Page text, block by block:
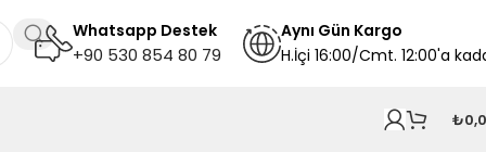
Whatsapp Destek
+90 530 854 80 79
Aynı Gün Kargo
H.İçi 16:00/Cmt. 12:00'a
₺